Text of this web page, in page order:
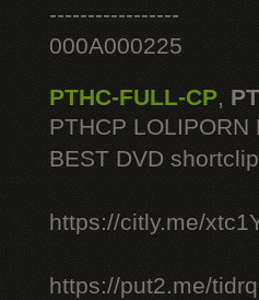
-----------------
000A000225
PTHC-FULL-CP,
PTHCP
BEST DVD
https://citly.me/
https://put2.me/